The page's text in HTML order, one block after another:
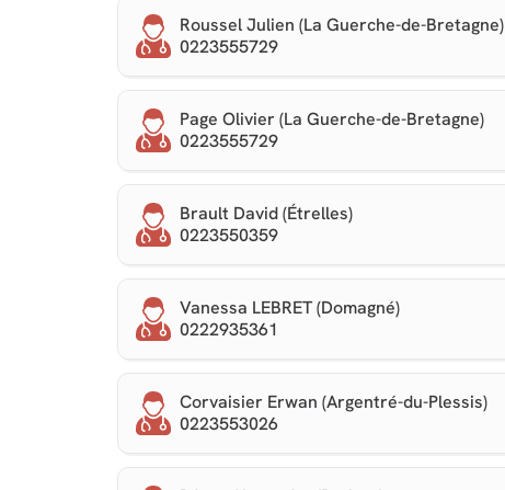
Roussel Julien (La Guerche-de-Bretagne)
0223555729
Page Olivier (La Guerche-de-Bretagne)
0223555729
Brault David (Étrelles)
0223550359
Vanessa LEBRET (Domagné)
0222935361
Corvaisier Erwan (Argentré-du-Plessis)
0223553026